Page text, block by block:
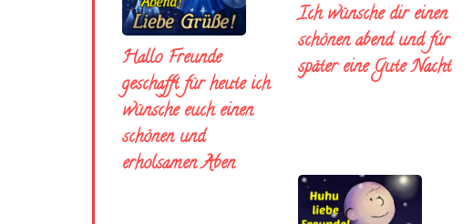
Hallo Freunde
geschafft für heute ich
wünsche euch einen
schönen und
erholsamen Aben
Ich wünsche dir einen
schönen abend und fúr
später eine Gute Nacht